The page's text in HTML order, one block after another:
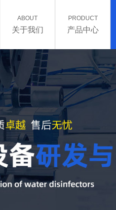
ABOUT
关于我们
PRODUCT
产品中心